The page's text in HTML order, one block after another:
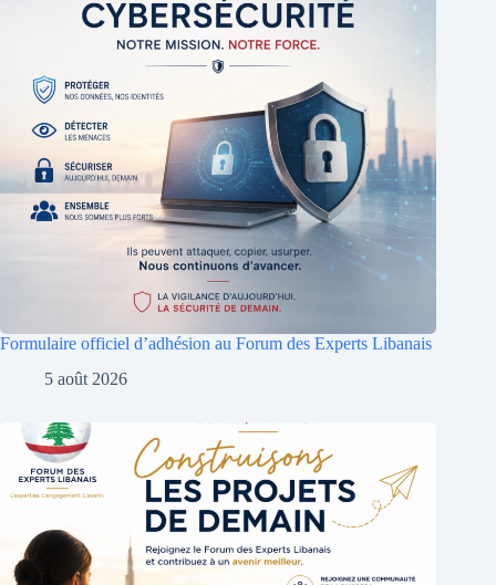
Formulaire officiel d’adhésion au Forum des Experts Libanais
5 août 2026